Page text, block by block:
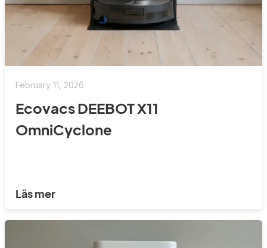
February 11, 2026
Ecovacs DEEBOT X11
OmniCyclone
Läs mer